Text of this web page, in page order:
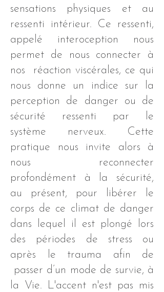
sensations physiques et au
ressenti intérieur. Ce ressenti,
appelé interoception nous
permet de nous connecter à
nos réaction viscérales, ce qui
nous donne un indice sur la
perception de danger ou de
sécurité ressenti par le
système nerveux. Cette
pratique nous invite alors à
nous reconnecter
profondément à la sécurité,
au présent, pour libérer le
corps de ce climat de danger
dans lequel il est plongé lors
des périodes de stress ou
après le trauma afin de
passer d’un mode de survie, à
la Vie. L'accent n'est pas mis